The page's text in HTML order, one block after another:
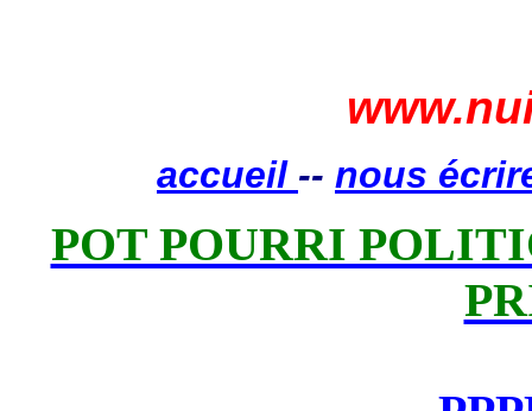
accueil -- nous
POT POURRI